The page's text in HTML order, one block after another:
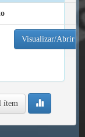
Visualizar/Abrir
ítem